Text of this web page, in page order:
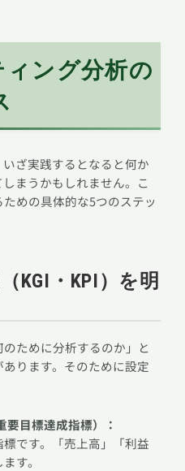
ィング分析の
ざ実践するとなると何か
まうかもしれません。こ
めの具体的な5つのステッ
KGI・KPI）を明
ために分析するのか」と
ります。そのために設定
目標達成指標）：
です。「売上高」「利益
す。